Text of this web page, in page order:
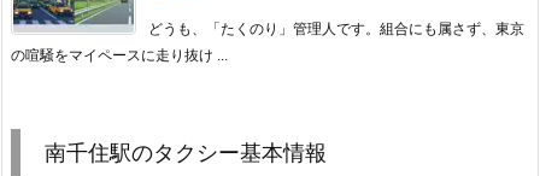
どうも、「たくのり」管理人です。組合にも属さず、東京
の喧騒をマイペースに走り抜け ...
南千住駅のタクシー基本情報